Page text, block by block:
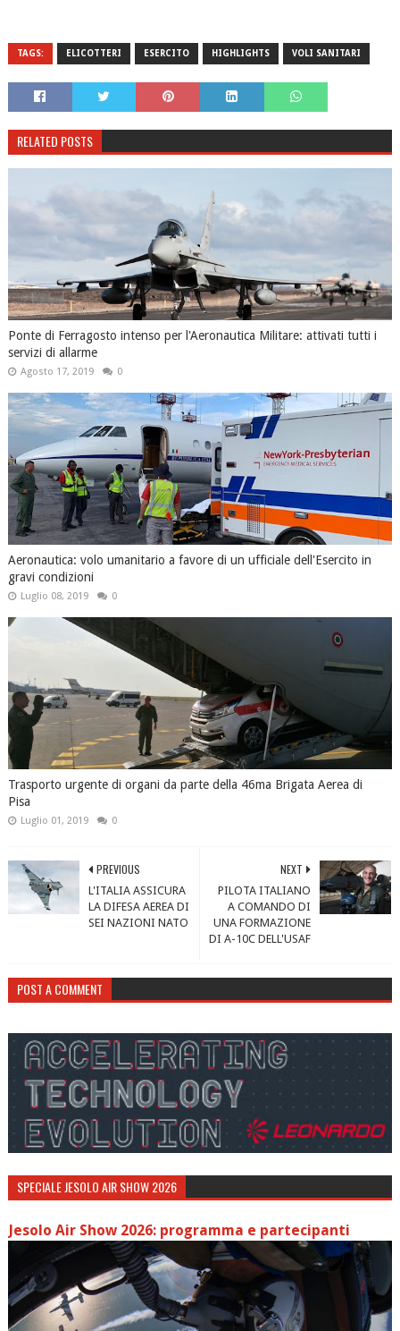
TAGS: ELICOTTERI ESERCITO HIGHLIGHTS VOLI SANITARI
RELATED POSTS
Ponte di Ferragosto intenso per l'Aeronautica Militare: attivati tutti i
servizi di allarme
Agosto 17, 2019 0
Aeronautica: volo umanitario a favore di un ufficiale dell'Esercito in
gravi condizioni
Luglio 08, 2019 0
Trasporto urgente di organi da parte della 46ma Brigata Aerea di
Pisa
Luglio 01, 2019 0
NEXT
PILOTA ITALIANO
A COMANDO DI
UNA FORMAZIONE
DI A-10C DELL'USAF
PREVIOUS
L'ITALIA ASSICURA
LA DIFESA AEREA DI
SEI NAZIONI NATO
POST A COMMENT
SPECIALE JESOLO AIR SHOW 2026
Jesolo Air Show 2026: programma e partecipanti